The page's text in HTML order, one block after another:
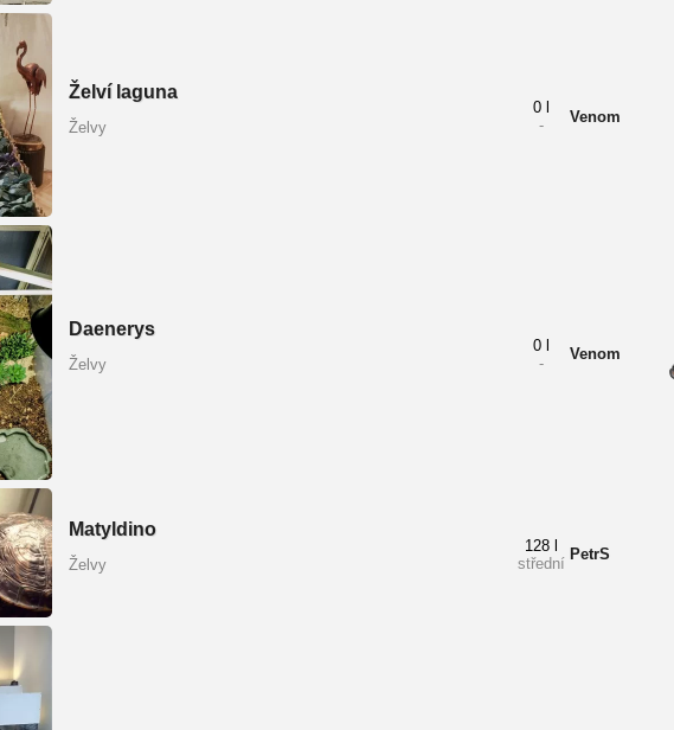
Želví laguna
Želvy
0 l
-
Venom
Daenerys
Želvy
0 l
-
Venom
Matyldino
Želvy
128 l
střední
PetrS